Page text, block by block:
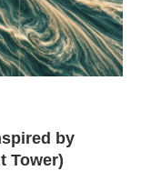
by
Tower)